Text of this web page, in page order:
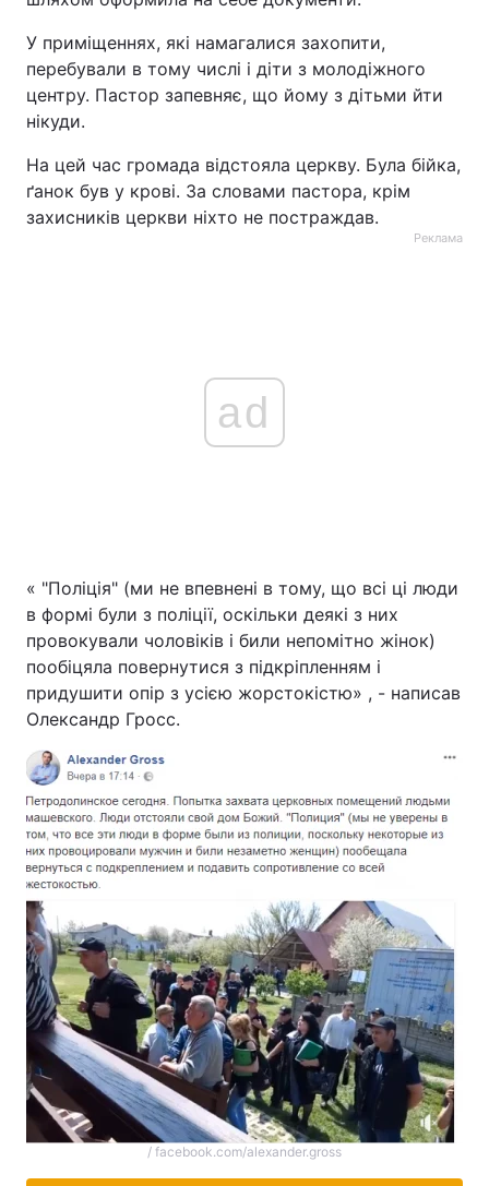
У приміщеннях, які намагалися захопити,
перебували в тому числі і діти з молодіжного
центру. Пастор запевняє, що йому з дітьми йти
нікуди.
На цей час громада відстояла церкву. Була бійка,
ґанок був у крові. За словами пастора, крім
захисників церкви ніхто не постраждав.
Реклама
ad
« "Поліція" (ми не впевнені в тому, що всі ці люди
в формі були з поліції, оскільки деякі з них
провокували чоловіків і били непомітно жінок)
пообіцяла повернутися з підкріпленням і
придушити опір з усією жорстокістю» , - написав
Олександр Гросс.
/ facebook.com/alexander.gross